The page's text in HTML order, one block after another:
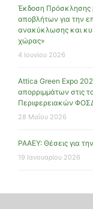
Έκδοση Πρόσκλησης
αποβλήτων για την
ανακύκλωσης και
χώρας»
4 Ιουνίου 2026
Attica Green Expo
απορριμμάτων στις
Περιφερειακών
28 Μαΐου 2026
ΡΑΑΕΥ: Θέσεις για
19 Ιανουαρίου 2026